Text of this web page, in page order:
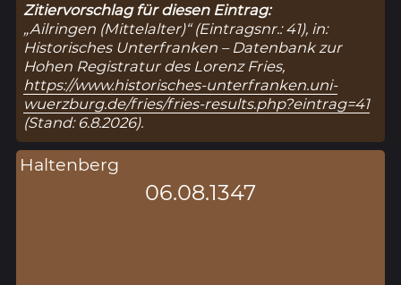
Zitiervorschlag für diesen Eintrag:
„Ailringen (Mittelalter)“ (Eintragsnr.: 41), in:
Historisches Unterfranken – Datenbank zur
Hohen Registratur des Lorenz Fries,
https://www.historisches-unterfranken.uni-
wuerzburg.de/fries/fries-results.php?eintrag=41
(Stand: 6.8.2026).
Haltenberg
06.08.1347